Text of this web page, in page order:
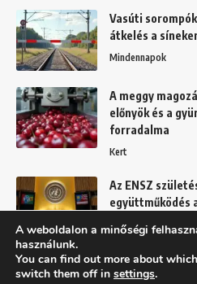
Vasúti
átkelés a
Mindennapok
A meggy
előnyök és a
forradalma
Kert
Az ENSZ
együttműködés
Mindennapok
A weboldalon a minőségi
használunk.
You can find out more about
switch them off in settings.